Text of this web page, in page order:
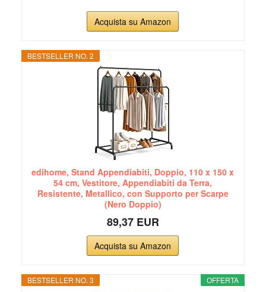
Acquista su Amazon
BESTSELLER NO. 2
edihome, Stand Appendiabiti, Doppio, 110 x 150 x
54 cm, Vestitore, Appendiabiti da Terra,
Resistente, Metallico, con Supporto per Scarpe
(Nero Doppio)
89,37 EUR
Acquista su Amazon
OFFERTA
BESTSELLER NO. 3